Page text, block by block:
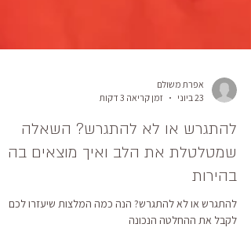
אפרת משולם
להתגרש או לא להתגרש? השאלה
שמטלטלת את הלב ואיך מוצאים בה
בהירות